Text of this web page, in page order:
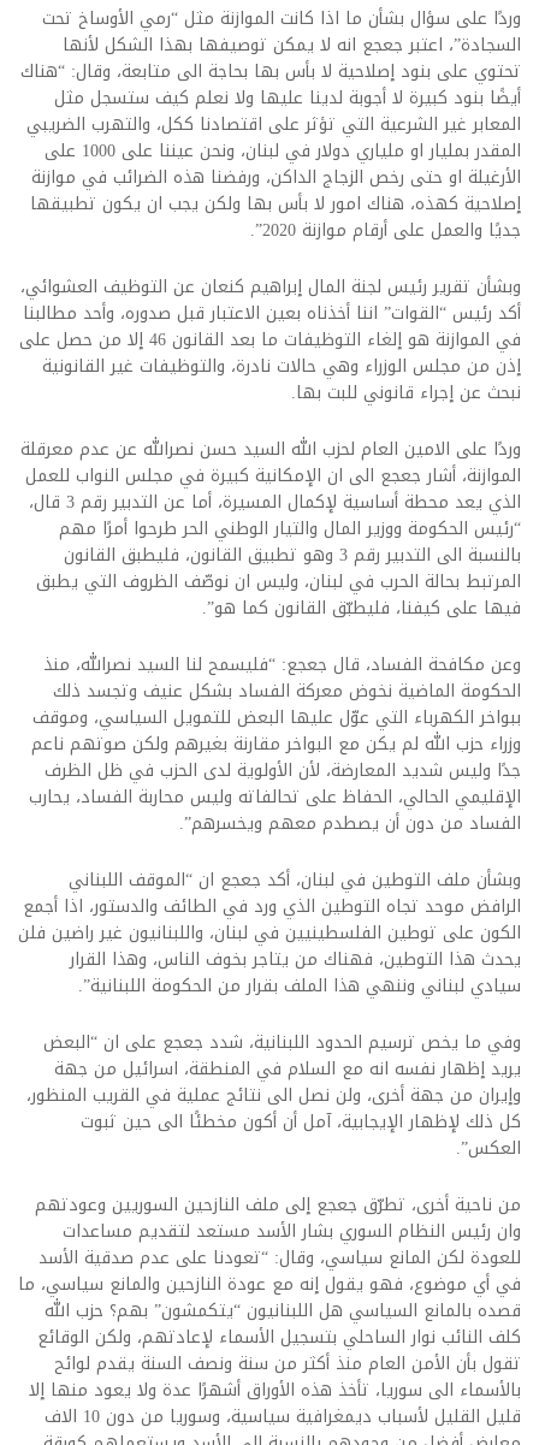
وردًا على سؤال بشأن ما اذا كانت الموازنة مثل “رمي الأوساخ تحت
السجادة”، اعتبر جعجع انه لا يمكن توصيفها بهذا الشكل لأنها
تحتوي على بنود إصلاحية لا بأس بها بحاجة الى متابعة، وقال: “هناك
أيضًا بنود كبيرة لا أجوبة لدينا عليها ولا نعلم كيف ستسجل مثل
المعابر غير الشرعية التي تؤثر على اقتصادنا ككل، والتهرب الضريبي
المقدر بمليار او ملياري دولار في لبنان، ونحن عيننا على 1000 على
الأرغيلة او حتى رخص الزجاج الداكن، ورفضنا هذه الضرائب في موازنة
إصلاحية كهذه، هناك امور لا بأس بها ولكن يجب ان يكون تطبيقها
جديًا والعمل على أرقام موازنة 2020”.
وبشأن تقرير رئيس لجنة المال إبراهيم كنعان عن التوظيف العشوائي،
أكد رئيس “القوات” اننا أخذناه بعين الاعتبار قبل صدوره، وأحد مطالبنا
في الموازنة هو إلغاء التوظيفات ما بعد القانون 46 إلا من حصل على
إذن من مجلس الوزراء وهي حالات نادرة، والتوظيفات غير القانونية
نبحث عن إجراء قانوني للبت بها.
وردًا على الامين العام لحزب الله السيد حسن نصرالله عن عدم معرقلة
الموازنة، أشار جعجع الى ان الإمكانية كبيرة في مجلس النواب للعمل
الذي يعد محطة أساسية لإكمال المسيرة، أما عن التدبير رقم 3 قال،
“رئيس الحكومة ووزير المال والتيار الوطني الحر طرحوا أمرًا مهم
بالنسبة الى التدبير رقم 3 وهو تطبيق القانون، فليطبق القانون
المرتبط بحالة الحرب في لبنان، وليس ان نوصّف الظروف التي يطبق
فيها على كيفنا، فليطبّق القانون كما هو”.
وعن مكافحة الفساد، قال جعجع: “فليسمح لنا السيد نصرالله، منذ
الحكومة الماضية نخوض معركة الفساد بشكل عنيف وتجسد ذلك
ببواخر الكهرباء التي عوّل عليها البعض للتمويل السياسي، وموقف
وزراء حزب الله لم يكن مع البواخر مقارنة بغيرهم ولكن صوتهم ناعم
جدًا وليس شديد المعارضة، لأن الأولوية لدى الحزب في ظل الظرف
الإقليمي الحالي، الحفاظ على تحالفاته وليس محاربة الفساد، يحارب
الفساد من دون أن يصطدم معهم ويخسرهم”.
وبشأن ملف التوطين في لبنان، أكد جعجع ان “الموقف اللبناني
الرافض موحد تجاه التوطين الذي ورد في الطائف والدستور، اذا أجمع
الكون على توطين الفلسطينيين في لبنان، واللبنانيون غير راضين فلن
يحدث هذا التوطين، فهناك من يتاجر بخوف الناس، وهذا القرار
سيادي لبناني وننهي هذا الملف بقرار من الحكومة اللبنانية”.
وفي ما يخص ترسيم الحدود اللبنانية، شدد جعجع على ان “البعض
يريد إظهار نفسه انه مع السلام في المنطقة، اسرائيل من جهة
وإيران من جهة أخرى، ولن نصل الى نتائج عملية في القريب المنظور،
كل ذلك لإظهار الإيجابية، آمل أن أكون مخطئًا الى حين ثبوت
العكس”.
من ناحية أخرى، تطرّق جعجع إلى ملف النازحين السوريين وعودتهم
وان رئيس النظام السوري بشار الأسد مستعد لتقديم مساعدات
للعودة لكن المانع سياسي، وقال: “تعودنا على عدم صدقية الأسد
في أي موضوع، فهو يقول إنه مع عودة النازحين والمانع سياسي، ما
قصده بالمانع السياسي هل اللبنانيون “يتكمشون” بهم؟ حزب الله
كلف النائب نوار الساحلي بتسجيل الأسماء لإعادتهم، ولكن الوقائع
تقول بأن الأمن العام منذ أكثر من سنة ونصف السنة يقدم لوائح
بالأسماء الى سوريا، تأخذ هذه الأوراق أشهرًا عدة ولا يعود منها إلا
قليل القليل لأسباب ديمغرافية سياسية، وسوريا من دون 10 الاف